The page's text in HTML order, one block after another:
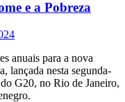
e a Pobreza
anuais para a nova
lançada nesta segunda-
G20, no Rio de Janeiro,